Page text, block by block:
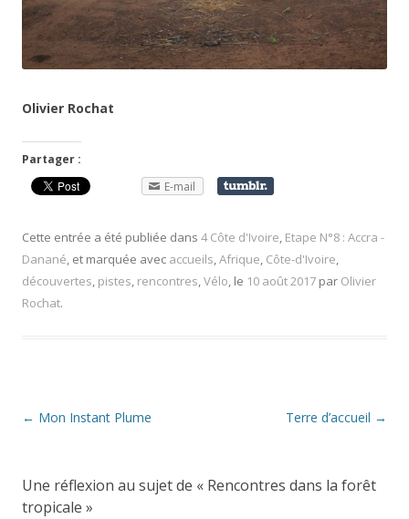
Olivier Rochat
Partager :
E-mail
Cette entrée a été publiée dans 4 Côte d'Ivoire, Etape N°8 : Accra -
Danané, et marquée avec accueils,Afrique, Côte-d'Ivoire,
découvertes, pistes, rencontres,Vélo, le 10 août 2017 par Olivier
Rochat.
Navigation
← Mon Instant Plume Terre d’accueil →
Une réflexion au sujet de « Rencontres dans la forêt
tropicale »